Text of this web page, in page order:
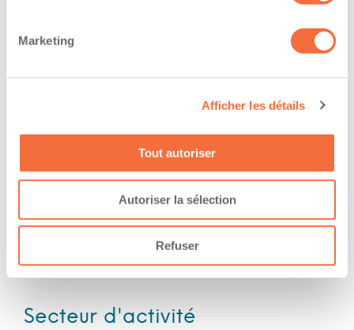
Marketing
Afficher les détails
Tout autoriser
Autoriser la sélection
Refuser
The owner-operator has the ability to
Expérience
Nombre d'années d'expériences 15 ans
Secteur d'activité